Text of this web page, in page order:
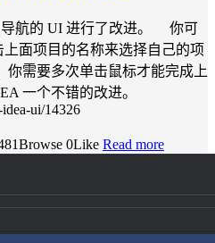
导航的 UI 进行了改进。 你可
面项目的名称来选择自己的项
你需要多次单击鼠标才能完成上
一个不错的改进。
ui/14326
0Like Read more